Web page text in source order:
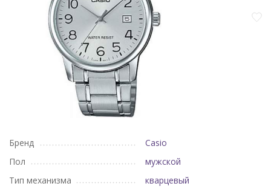
Бренд
Casio
Пол
мужской
Тип механизма
кварцевый